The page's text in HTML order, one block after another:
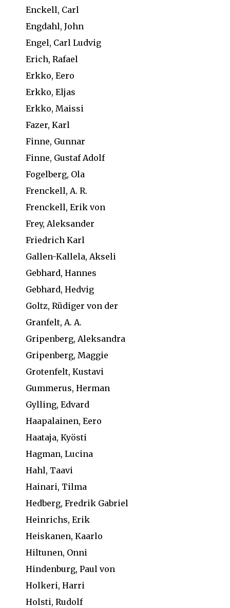
Enckell, Carl
Engdahl, John
Engel, Carl Ludvig
Erich, Rafael
Erkko, Eero
Erkko, Eljas
Erkko, Maissi
Fazer, Karl
Finne, Gunnar
Finne, Gustaf Adolf
Fogelberg, Ola
Frenckell, A. R.
Frenckell, Erik von
Frey, Aleksander
Friedrich Karl
Gallen-Kallela, Akseli
Gebhard, Hannes
Gebhard, Hedvig
Goltz, Rüdiger von der
Granfelt, A. A.
Gripenberg, Aleksandra
Gripenberg, Maggie
Grotenfelt, Kustavi
Gummerus, Herman
Gylling, Edvard
Haapalainen, Eero
Haataja, Kyösti
Hagman, Lucina
Hahl, Taavi
Hainari, Tilma
Hedberg, Fredrik Gabriel
Heinrichs, Erik
Heiskanen, Kaarlo
Hiltunen, Onni
Hindenburg, Paul von
Holkeri, Harri
Holsti, Rudolf